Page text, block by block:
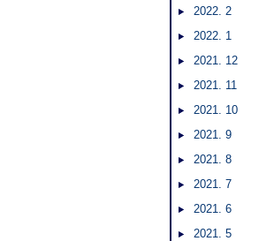
2022. 2
2022. 1
2021. 12
2021. 11
2021. 10
2021. 9
2021. 8
2021. 7
2021. 6
2021. 5